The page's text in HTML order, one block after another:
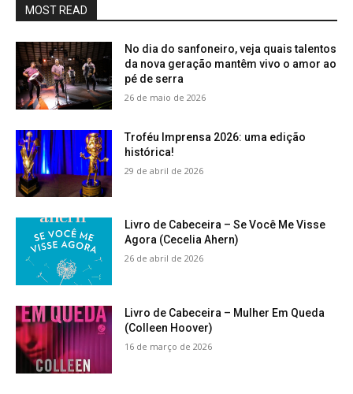
MOST READ
No dia do sanfoneiro, veja quais talentos
da nova geração mantêm vivo o amor ao
pé de serra
26 de maio de 2026
Troféu Imprensa 2026: uma edição
histórica!
29 de abril de 2026
Livro de Cabeceira – Se Você Me Visse
Agora (Cecelia Ahern)
26 de abril de 2026
Livro de Cabeceira – Mulher Em Queda
(Colleen Hoover)
16 de março de 2026